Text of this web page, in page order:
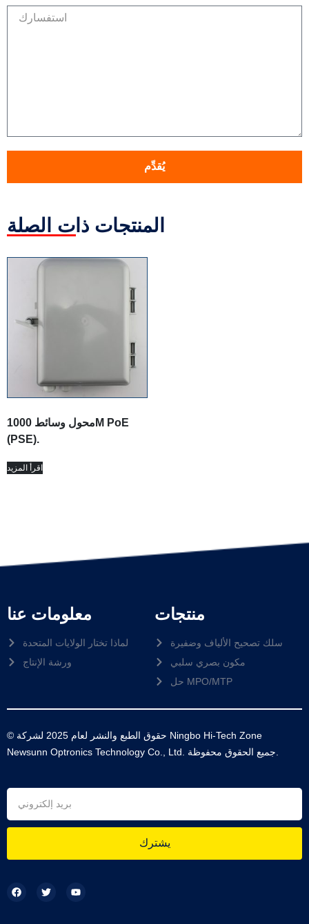
يُقدِّم
المنتجات ذات الصلة
محول وسائط 1000M PoE
(PSE).
اقرأ المزيد
معلومات عنا
لماذا تختار الولايات المتحدة
ورشة الإنتاج
منتجات
سلك تصحيح الألياف وضفيرة
مكون بصري سلبي
حل MPO/MTP
© حقوق الطبع والنشر لعام 2025 لشركة Ningbo Hi-Tech Zone
يشترك